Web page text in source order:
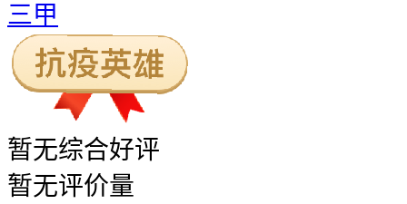
三甲
暂无综合好评
暂无评价量